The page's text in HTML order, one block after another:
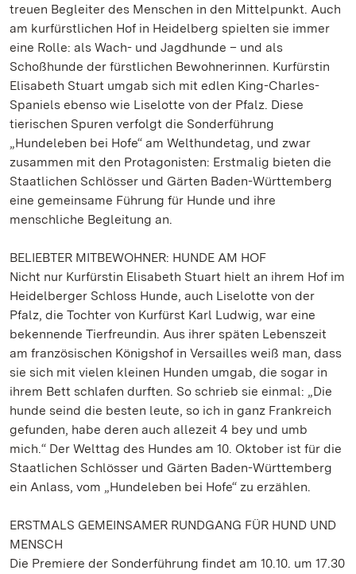
treuen Begleiter des Menschen in den Mittelpunkt. Auch
am kurfürstlichen Hof in Heidelberg spielten sie immer
eine Rolle: als Wach- und Jagdhunde – und als
Schoßhunde der fürstlichen Bewohnerinnen. Kurfürstin
Elisabeth Stuart umgab sich mit edlen King-Charles-
Spaniels ebenso wie Liselotte von der Pfalz. Diese
tierischen Spuren verfolgt die Sonderführung
„Hundeleben bei Hofe“ am Welthundetag, und zwar
zusammen mit den Protagonisten: Erstmalig bieten die
Staatlichen Schlösser und Gärten Baden-Württemberg
eine gemeinsame Führung für Hunde und ihre
menschliche Begleitung an.
BELIEBTER MITBEWOHNER: HUNDE AM HOF
Nicht nur Kurfürstin Elisabeth Stuart hielt an ihrem Hof im
Heidelberger Schloss Hunde, auch Liselotte von der
Pfalz, die Tochter von Kurfürst Karl Ludwig, war eine
bekennende Tierfreundin. Aus ihrer späten Lebenszeit
am französischen Königshof in Versailles weiß man, dass
sie sich mit vielen kleinen Hunden umgab, die sogar in
ihrem Bett schlafen durften. So schrieb sie einmal: „Die
hunde seind die besten leute, so ich in ganz Frankreich
gefunden, habe deren auch allezeit 4 bey und umb
mich.“ Der Welttag des Hundes am 10. Oktober ist für die
Staatlichen Schlösser und Gärten Baden-Württemberg
ein Anlass, vom „Hundeleben bei Hofe“ zu erzählen.
ERSTMALS GEMEINSAMER RUNDGANG FÜR HUND UND
MENSCH
Die Premiere der Sonderführung findet am 10.10. um 17.30